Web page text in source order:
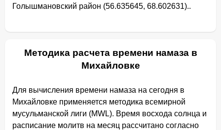
Голышмановский район (56.635645, 68.602631)..
Методика расчета времени намаза в
Михайловке
Для вычисления времени намаза на сегодня в
Михайловке применяется методика всемирной
мусульманской лиги (MWL). Время восхода солнца и
расписание молитв на месяц рассчитано согласно